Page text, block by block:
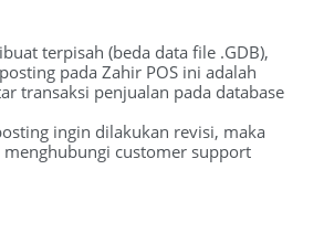
terpisah (beda data file .GDB),
pada Zahir POS ini adalah
transaksi penjualan pada database
ingin dilakukan revisi, maka
customer support